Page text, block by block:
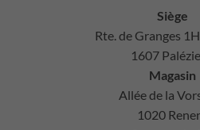
Siège
Rte. de Granges
1607
Magasin
Allée de la
1020